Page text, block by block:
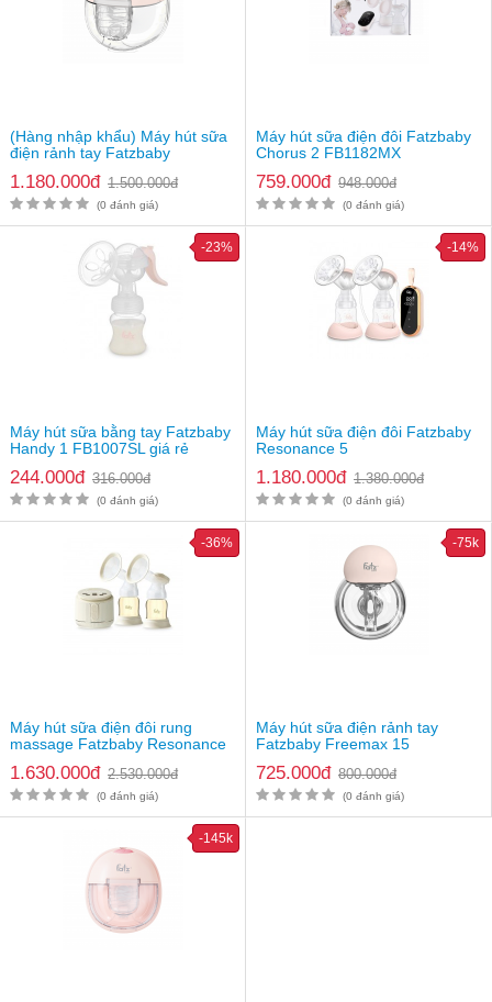
(Hàng nhập khẩu) Máy hút sữa
điện rảnh tay Fatzbaby
1.180.000đ 1.500.000đ
(0 đánh giá)
Máy hút sữa điện đôi Fatzbaby
Chorus 2 FB1182MX
759.000đ 948.000đ
(0 đánh giá)
Máy hút sữa bằng tay Fatzbaby
Handy 1 FB1007SL giá rẻ
244.000đ 316.000đ
-23%
(0 đánh giá)
Máy hút sữa điện đôi Fatzbaby
Resonance 5
1.180.000đ 1.380.000đ
-14%
(0 đánh giá)
Máy hút sữa điện đôi rung
massage Fatzbaby Resonance
1.630.000đ 2.530.000đ
-36%
(0 đánh giá)
Máy hút sữa điện rảnh tay
Fatzbaby Freemax 15
725.000đ 800.000đ
-75k
(0 đánh giá)
-145k